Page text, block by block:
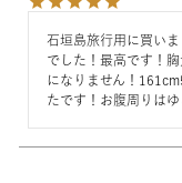
石垣島旅行用に買い
でした！最高です！
になりません！
たです！お腹周りは